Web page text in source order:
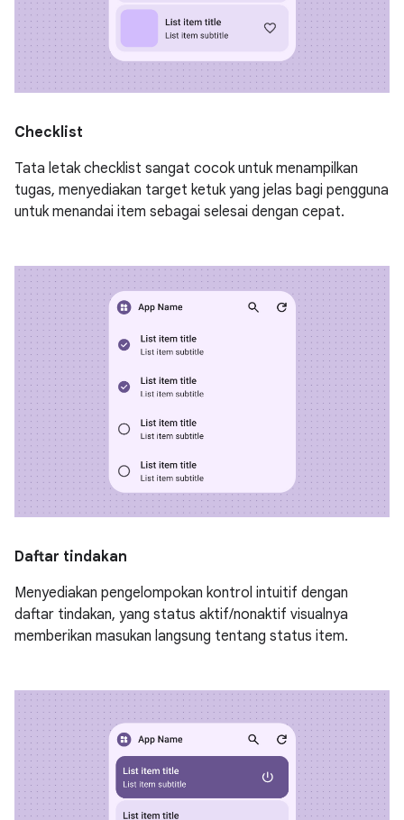
Checklist
Tata letak checklist sangat cocok untuk menampilkan
tugas, menyediakan target ketuk yang jelas bagi pengguna
untuk menandai item sebagai selesai dengan cepat.
Daftar tindakan
Menyediakan pengelompokan kontrol intuitif dengan
daftar tindakan, yang status aktif/nonaktif visualnya
memberikan masukan langsung tentang status item.